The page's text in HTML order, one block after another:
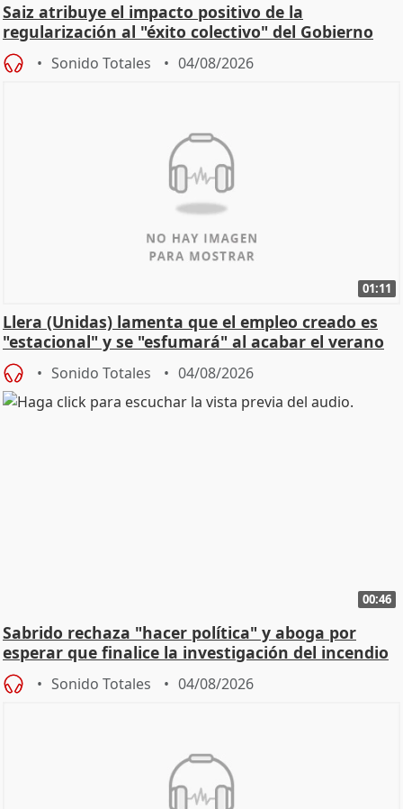
Saiz atribuye el impacto positivo de la
regularización al "éxito colectivo" del Gobierno
Sonido Totales 04/08/2026
01:11
Llera (Unidas) lamenta que el empleo creado es
"estacional" y se "esfumará" al acabar el verano
Sonido Totales 04/08/2026
00:46
Sabrido rechaza "hacer política" y aboga por
esperar que finalice la investigación del incendio
Sonido Totales 04/08/2026